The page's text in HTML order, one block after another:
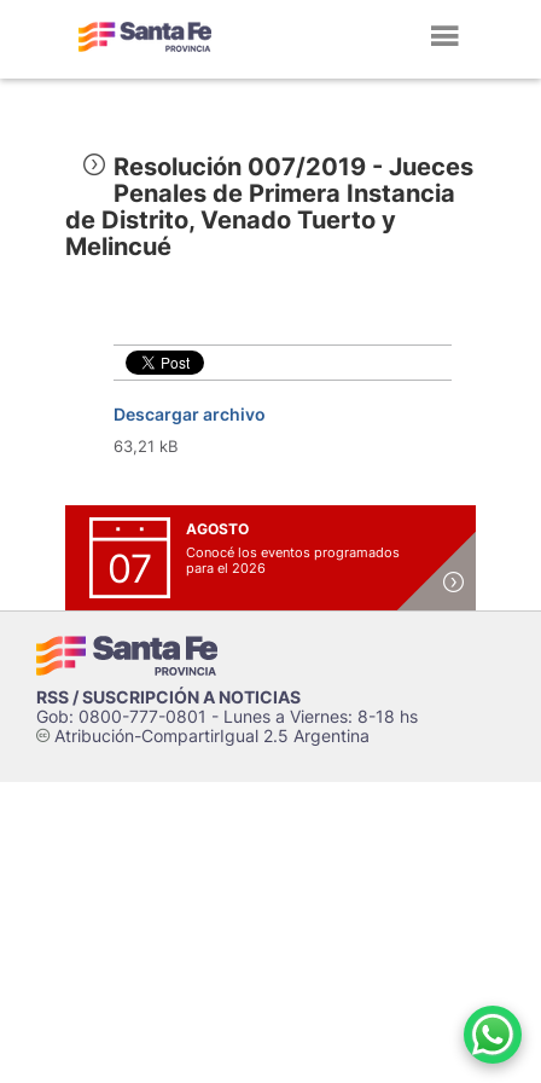
Resolución 007/2019 - Jueces
Penales de Primera Instancia
de Distrito, Venado Tuerto y
Melincué
Descargar archivo
63,21 kB
07
AGOSTO
Conocé los eventos programados
para el 2026
RSS / SUSCRIPCIÓN A NOTICIAS
Gob: 0800-777-0801 - Lunes a Viernes: 8-18 hs
cAtribución-CompartirIgual 2.5 Argentina